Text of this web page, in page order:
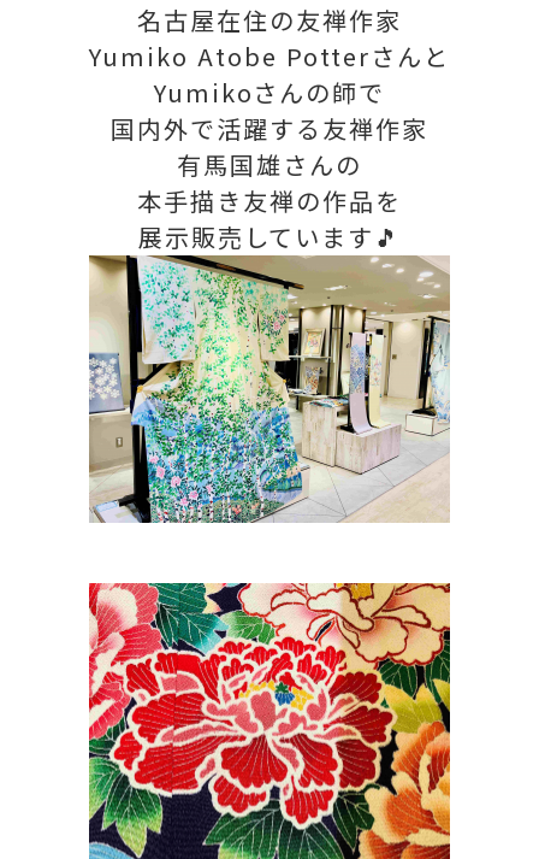
名古屋在住の友禅作家
Yumiko Atobe Potterさんと
Yumikoさんの師で
国内外で活躍する友禅作家
有馬国雄さんの
本手描き友禅の作品を
展示販売しています🎵